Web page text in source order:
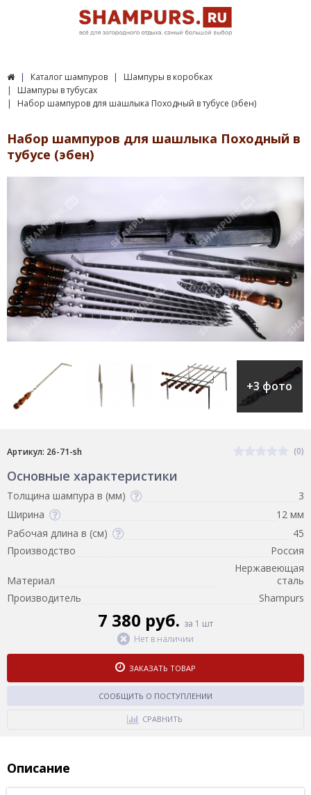
Каталог шампуров
Шампуры в коробках
Шампуры в тубусах
Набор шампуров для шашлыка Походный в тубусе (эбен)
Набор шампуров для шашлыка Походный в
тубусе (эбен)
+3 фото
Артикул: 26-71-sh (0)
Основные характеристики
Толщина шампура в (мм)
3
Ширина
12 мм
Рабочая длина в (см)
45
Производство
Россия
Материал
Нержавеющая
сталь
Производитель
Shampurs
7 380 руб. за 1 шт
Нет в наличии
ЗАКАЗАТЬ ТОВАР
СООБЩИТЬ О ПОСТУПЛЕНИИ
СРАВНИТЬ
Описание